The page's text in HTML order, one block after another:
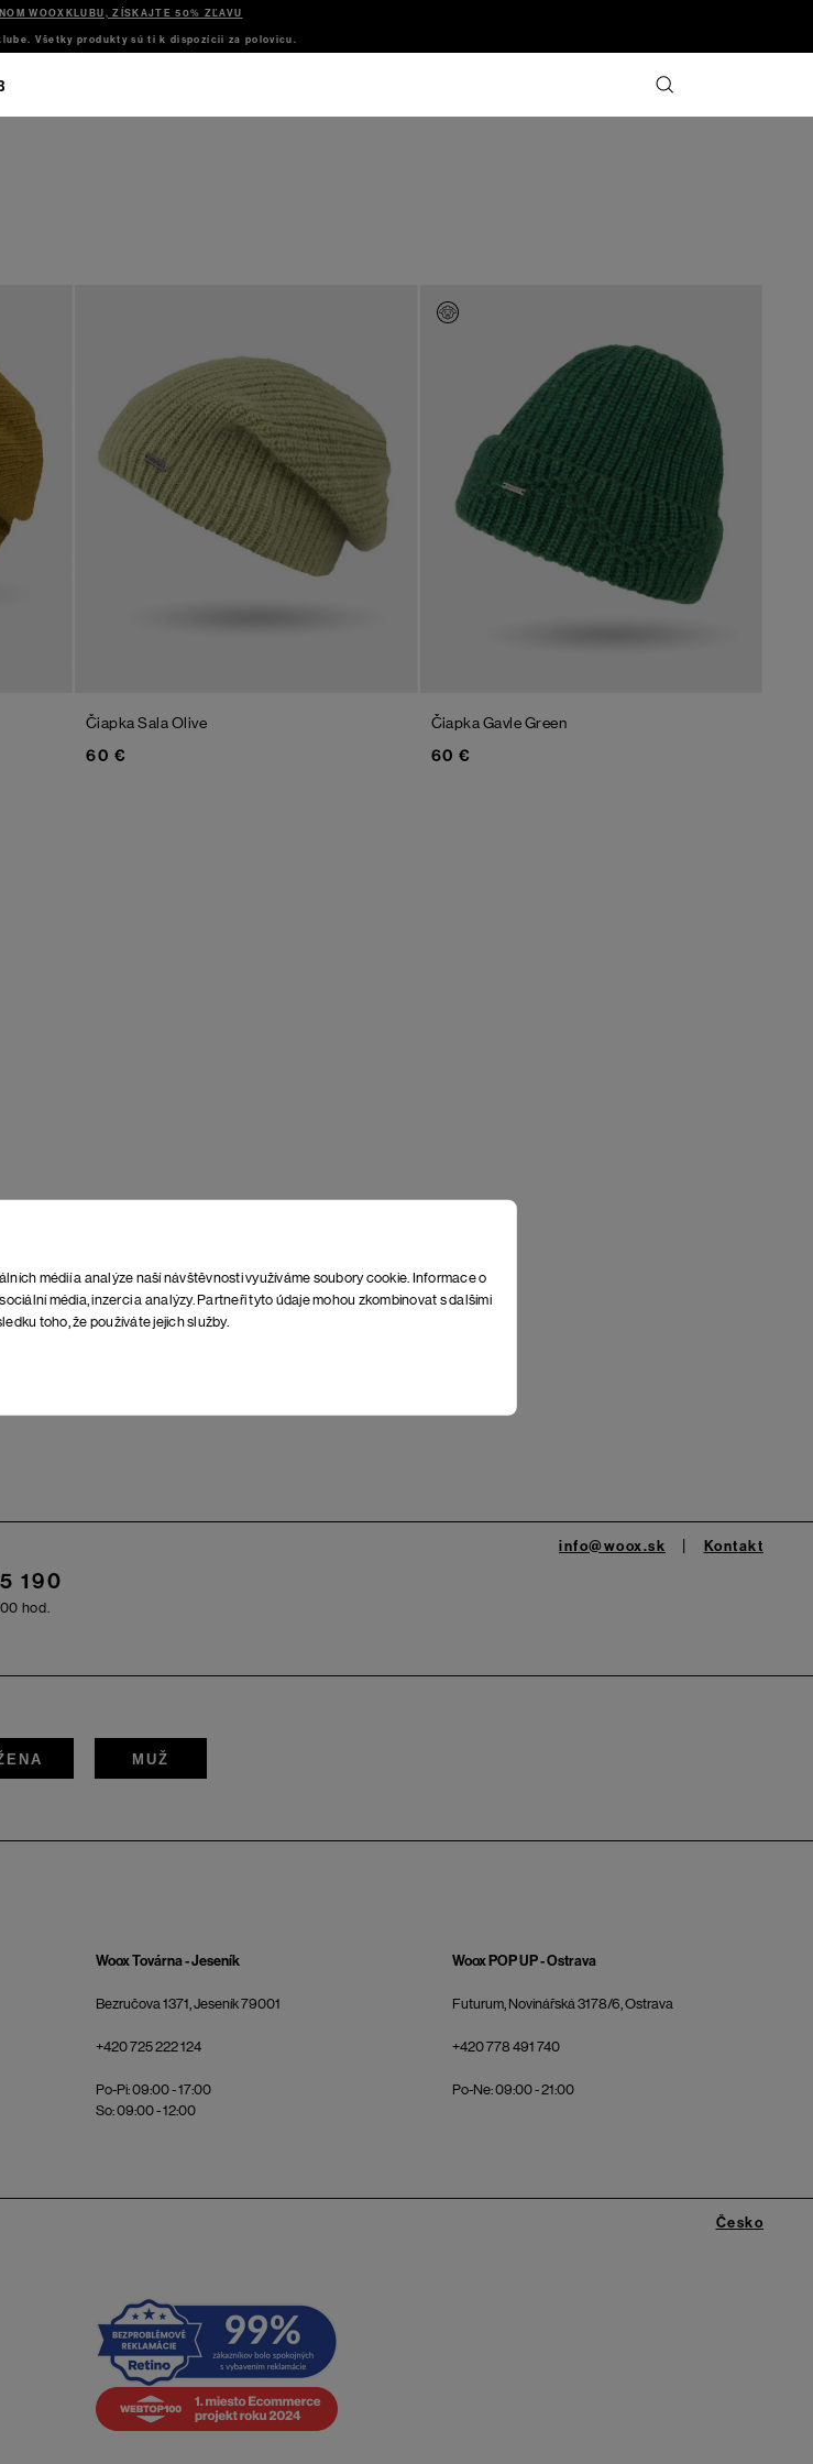
médií a analýze naší návštěvnosti využíváme soubory cookie. Informace o
média, inzerci a analýzy. Partneři tyto údaje mohou zkombinovat s dalšími
toho, že používáte jejich služby.
WOOXKLUBU, ZÍSKAJTE 50% ZĽAVU
Všetky produkty sú ti k dispozícii za polovicu.
Čiapka SalaOlive
60 €
Čiapka GavleGreen
60 €
190
hod.
info@woox.sk Kontakt
MUŽ
Woox Továrna - Jeseník
Bezručova 1371, Jeseník 79001
+420 725 222 124
Po-Pi: 09:00 - 17:00
So: 09:00 - 12:00
Woox POP UP - Ostrava
Futurum, Novinářská 3178/6, Ostrava
+420 778 491 740
Po-Ne: 09:00 - 21:00
Česko